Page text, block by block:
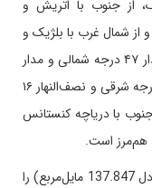
از جنوب با اتریش و
از شمال غرب با بلژیک و
هلند مرز مشترک دارد. عرض این کشور بین مدار ۴۷ درجه شمالی و مدار
۵۵ درجه شمالی و طول آن بین نصف‌النهار ۵ درجه شرقی و نصف‌النهار ۱۶
با دریاچه کنستانس
هم‌مرز است.
کیلومترمربع (معادل 137.847 مایل‌مربع) را